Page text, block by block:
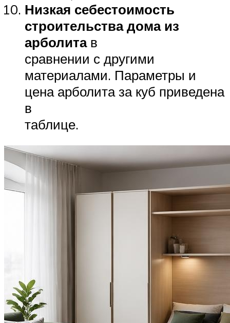
Низкая себестоимость
строительства дома из
арболитав
сравнении с другими
материалами. Параметры и
цена арболита за куб приведена
в
таблице.